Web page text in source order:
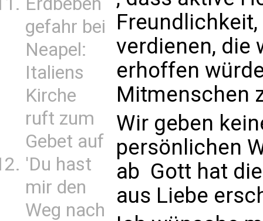
gefahr bei
Neapel:
Italiens
Kirche
ruft zum
Gebet auf
'Du hast
mir den
Weg nach
verdienen, die
erhoffen
Mitmenschen
Wir geben
persönlichen
ab  Gott hat
aus Liebe